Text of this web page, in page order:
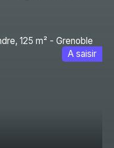
A saisir